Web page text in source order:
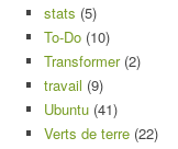
stats (5)
To-Do (10)
Transformer(2)
travail (9)
Ubuntu (41)
Verts de terre (22)